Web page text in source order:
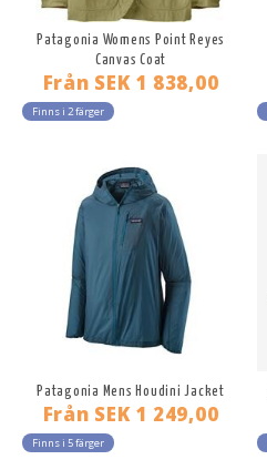
Patagonia Womens Point Reyes
Canvas Coat
Från SEK 1 838,00
Finns i 2 färger
Patagonia Mens Houdini Jacket
Från SEK 1 249,00
Finns i 5 färger